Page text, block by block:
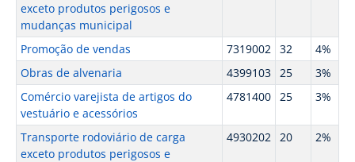
exceto produtos perigosos e
mudanças municipal
Promoção de vendas 7319002 32
4%
Obras de alvenaria
4399103 25
3%
Comércio varejista de artigos do
vestuário e acessórios
4781400 25 3%
Transporte rodoviário de carga
exceto produtos perigosos e
4930202 20 2%